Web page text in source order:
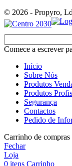
© 2026 - Propyro,
Comece a escrever
Início
Sobre Nós
Produtos
Produtos
Segurança
Contactos
Pedido de
Carrinho de compras
Fechar
Loja
0 itens Carrinho